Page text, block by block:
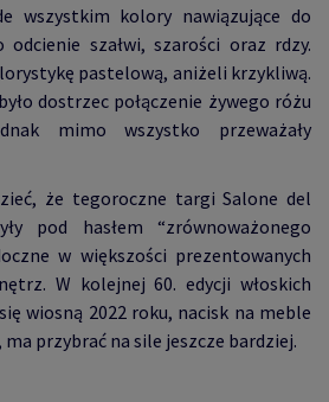
wszystkim kolory nawiązujące do
szałwi, szarości oraz rdzy.
pastelową, aniżeli krzykliwą.
dostrzec połączenie żywego różu
mimo wszystko przeważały
że tegoroczne targi Salone del
pod hasłem “zrównoważonego
w większości prezentowanych
W kolejnej 60. edycji włoskich
wiosną 2022 roku, nacisk na meble
ma przybrać na sile jeszcze bardziej.